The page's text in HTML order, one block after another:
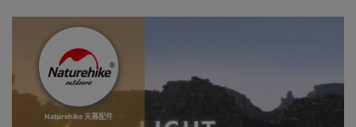
Naturehike 天幕配件